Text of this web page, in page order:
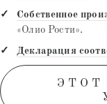
Собственное
«Олио Рости».
Декларация